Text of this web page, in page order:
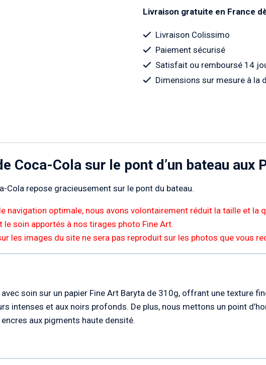
bouteille
Coca-
Cola
Livraison gratuite en France
Livraison Colissimo
Paiement sécurisé
Satisfait ou remboursé 14
Dimensions sur mesure à la
Coca-Cola sur le pont d’un bateau aux
Cola repose gracieusement sur le pont du bateau.
navigation optimale, nous avons volontairement réduit la taille et la
soin apportés à nos tirages photo Fine Art.
les images du site ne sera pas reproduit sur les photos que vous
soin sur un papier Fine Art Baryta de 310g, offrant une texture
intenses et aux noirs profonds. De plus, nous mettons un point
aux pigments haute densité.